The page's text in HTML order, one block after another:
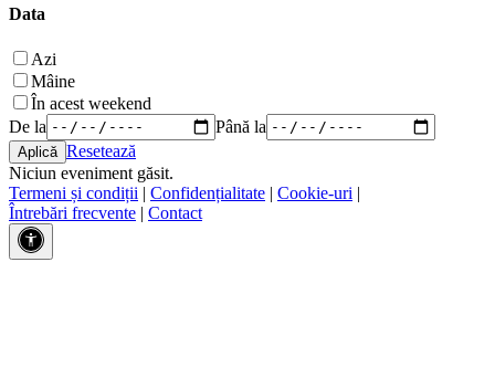
Data
Azi
Mâine
În acest weekend
De la
Până la
Resetează
Niciun eveniment găsit.
Termeni și condiții | Confidențialitate | Cookie-uri |
Întrebări frecvente | Contact